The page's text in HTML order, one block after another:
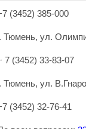
(3452) 385-000
Тюмень, ул.
7 (3452) 33-83-07
Тюмень, ул.
(3452) 32-76-41